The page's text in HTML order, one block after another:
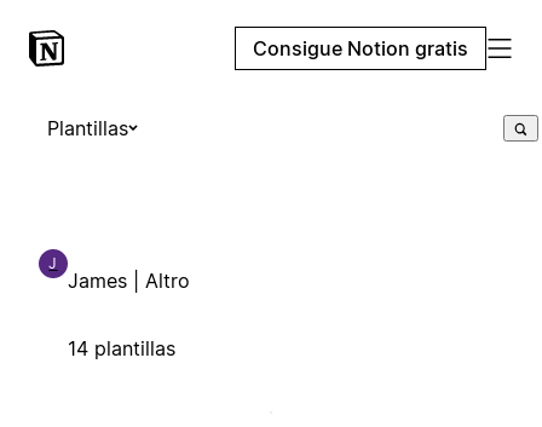
Consigue Notion gratis
Plantillas
J
James | Altro
14 plantillas